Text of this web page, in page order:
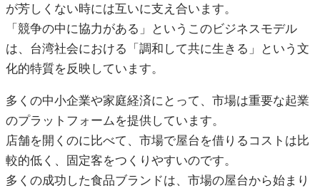
が芳しくない時には互いに支え合います。
「競争の中に協力がある」というこのビジネスモデル
は、台湾社会における「調和して共に生きる」という文
化的特質を反映しています。
多くの中小企業や家庭経済にとって、市場は重要な起業
のプラットフォームを提供しています。
店舗を開くのに比べて、市場で屋台を借りるコストは比
較的低く、固定客をつくりやすいのです。
多くの成功した食品ブランドは、市場の屋台から始まり